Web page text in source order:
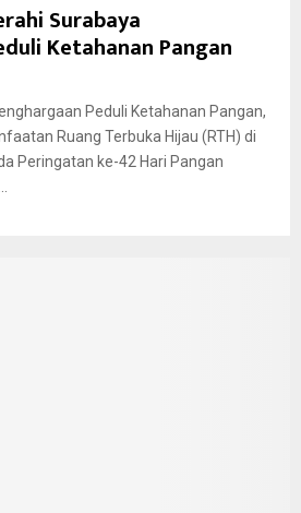
Surabaya
Ketahanan Pangan
Peduli Ketahanan Pangan,
Ruang Terbuka Hijau (RTH) di
Peringatan ke-42 Hari Pangan